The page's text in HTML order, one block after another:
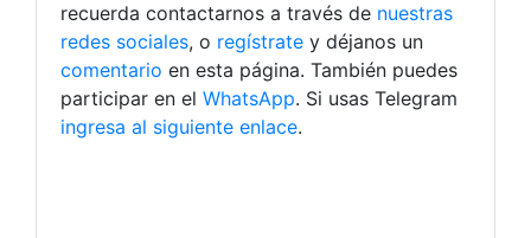
recuerda contactarnos a través de nuestras
redes sociales, o regístrate y déjanos un
comentario en esta página. También puedes
participar en el WhatsApp. Si usas Telegram
ingresa al siguiente enlace.